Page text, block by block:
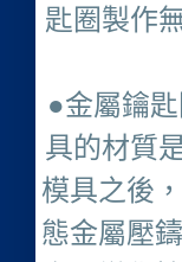
匙圈製作
●金屬鑰
具的材質
模具之後
態金屬壓